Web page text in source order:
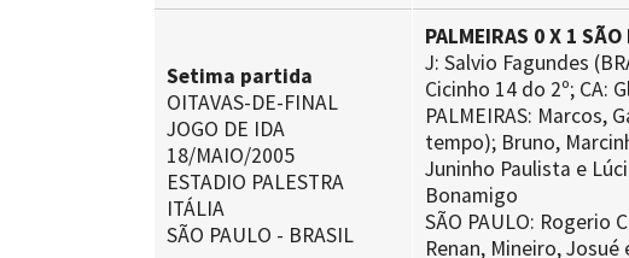
Setima partida
OITAVAS-DE-FINAL
JOGO DE IDA
18/MAIO/2005
ESTADIO PALESTRA
ITÁLIA
SÃO PAULO - BRASIL
PALMEIRAS 0 X 1 SÃO
J: Salvio Fagundes
Cicinho 14 do 2º; CA:
PALMEIRAS: Marcos,
tempo); Bruno,
Juninho Paulista e
Bonamigo
SÃO PAULO: Rogerio
Renan, Mineiro,